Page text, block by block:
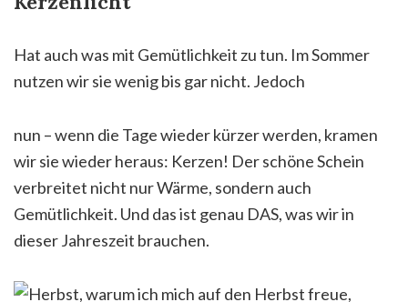
Hat auch was mit Gemütlichkeit zu tun. Im Sommer
nutzen wir sie wenig bis gar nicht. Jedoch
nun – wenn die Tage wieder kürzer werden, kramen
wir sie wieder heraus: Kerzen! Der schöne Schein
verbreitet nicht nur Wärme, sondern auch
Gemütlichkeit. Und das ist genau DAS, was wir in
dieser Jahreszeit brauchen.